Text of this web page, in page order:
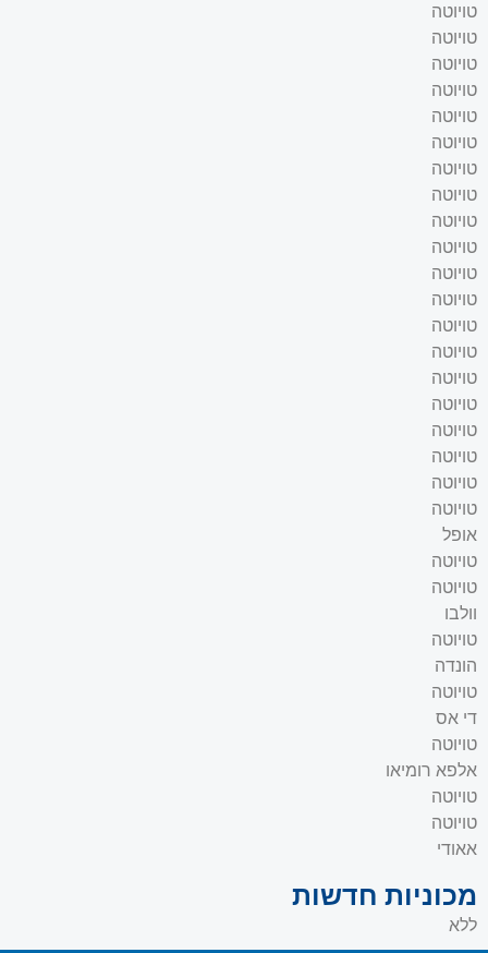
טויוטה
טויוטה
טויוטה
טויוטה
טויוטה
טויוטה
טויוטה
טויוטה
טויוטה
טויוטה
טויוטה
טויוטה
טויוטה
טויוטה
טויוטה
טויוטה
טויוטה
טויוטה
טויוטה
טויוטה
אופל
טויוטה
טויוטה
וולבו
טויוטה
הונדה
טויוטה
די אס
טויוטה
אלפא רומיאו
טויוטה
טויוטה
אאודי
מכוניות חדשות
ללא